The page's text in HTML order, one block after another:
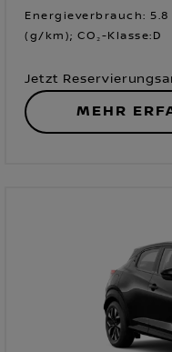
NissanConnect Paket
Energieverbrauch: 5.8
(g/km); CO₂-Klasse:D
Jetzt
MEHR